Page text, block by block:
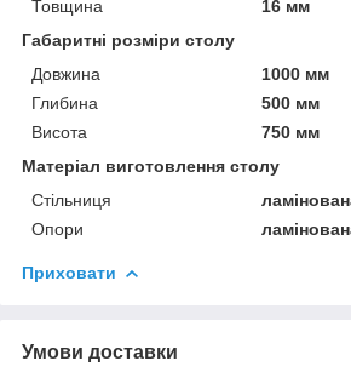
Товщина
16 мм
Габаритні розміри столу
Довжина
1000 мм
Глибина
500 мм
Висота
750 мм
Матеріал виготовлення столу
Стільниця
Опори
Приховати
Умови доставки